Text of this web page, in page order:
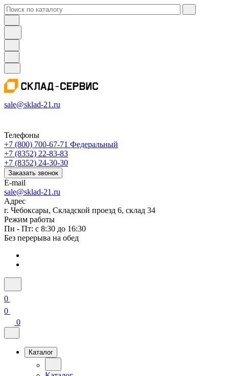
sale@sklad-21.ru
Телефоны
+7 (800) 700-67-71 Федеральный
+7 (8352) 22-83-83
+7 (8352) 24-30-30
Заказать звонок
E-mail
sale@sklad-21.ru
Адрес
г. Чебоксары, Складской проезд 6, склад 34
Режим работы
Пн - Пт: с 8:30 до 16:30
Без перерыва на обед
0
0
0
Каталог